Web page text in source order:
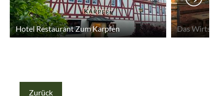
Hotel Restaurant Zum Karpfen Das
Zurück